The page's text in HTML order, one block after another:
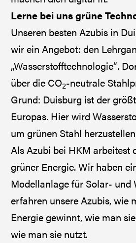
Lerne bei uns grüne
Unseren besten Azubis in
wir ein Angebot: den
„Wasserstofftechnologie“.
über die CO2-neutrale
Grund: Duisburg ist der
Europas. Hier wird
um grünen Stahl
Als Azubi bei HKM arbeitest
grüner Energie. Wir haben
Modellanlage für Solar- und
erfahren unsere Azubis, wie
Energie gewinnt, wie man
wie man sie nutzt.